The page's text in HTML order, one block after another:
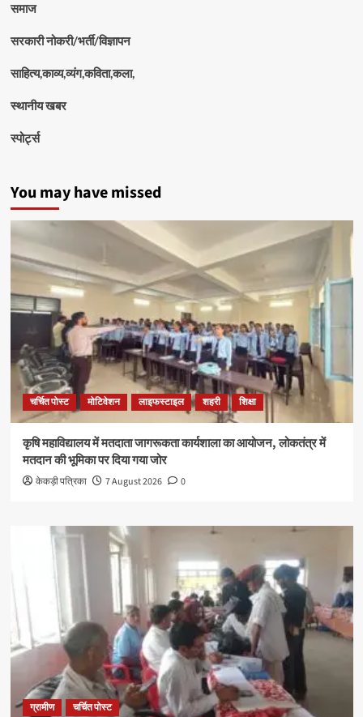
समाज
सरकारी नोकरी/भर्ती/विज्ञापन
साहित्य,काव्य,व्यंग,कविता,कला,
स्थानीय खबर
स्पोर्ट्स
You may have missed
चर्चित पोस्ट मोटिवेशन लाइफस्टाइल शहरी शिक्षा
कृषि महाविद्यालय में मतदाता जागरूकता कार्यशाला का आयोजन, लोकतंत्र में
मतदान की भूमिका पर दिया गया जोर
केकड़ी पत्रिका 7 August 2026 0
ग्रामीण चर्चित पोस्ट